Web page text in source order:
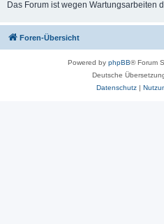
Das Forum ist wegen Wartungsarbeiten
Foren-Übersicht
Powered by phpBB® Forum
Deutsche
Datenschutz|